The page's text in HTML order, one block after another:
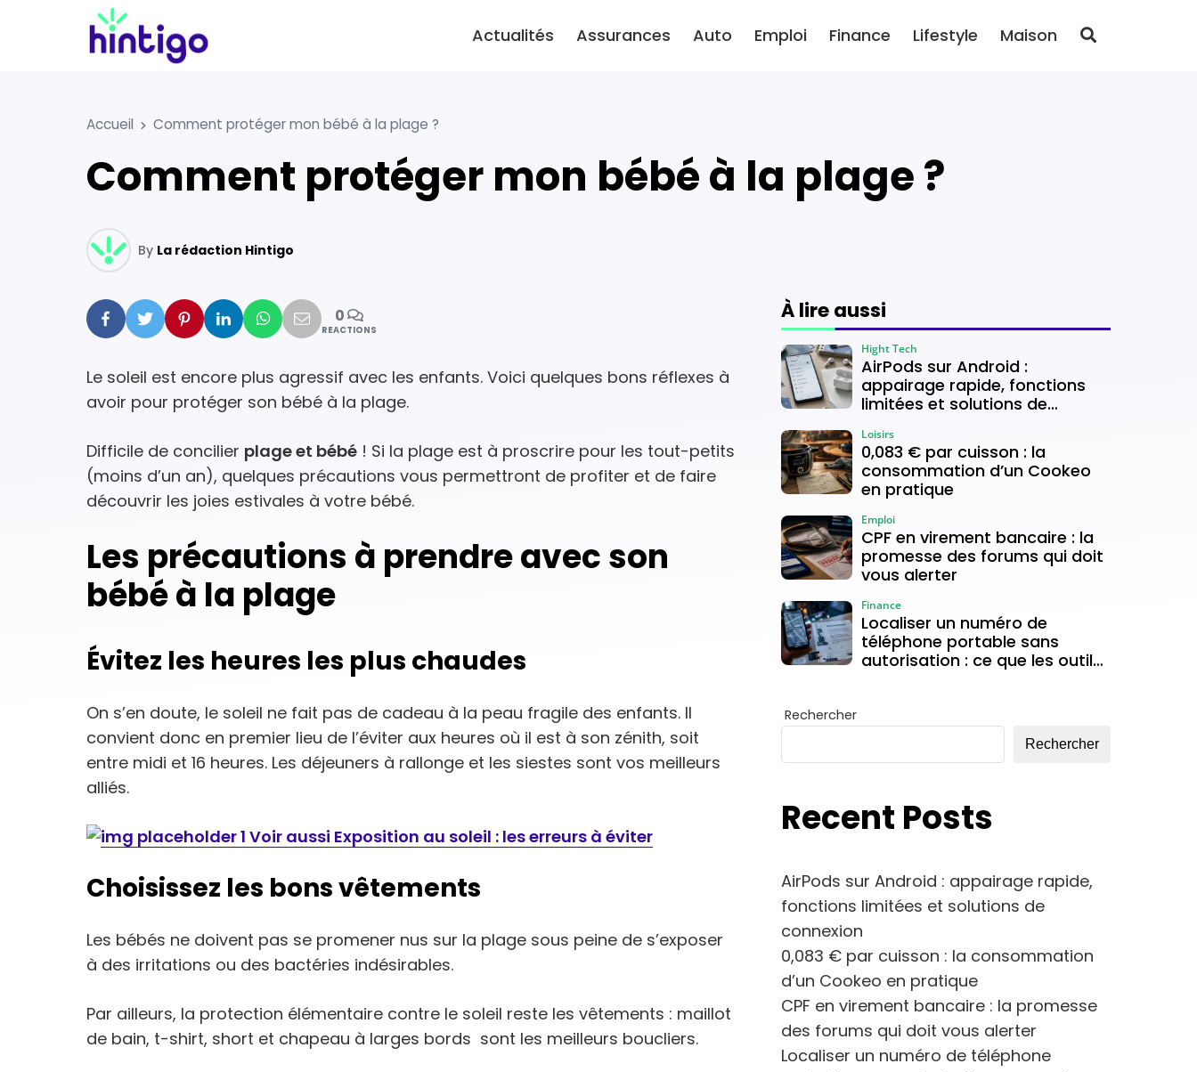
Actualités Assurances Auto Emploi Finance Lifestyle Maison
Accueil Comment protéger mon bébé à la plage ?
Comment protéger mon bébé à la plage ?
By La rédaction Hintigo
Facebook
Twitter PinterestLinkedinWhatsapp
Mail0
REACTIONS
Le soleil est encore plus agressif avec les enfants. Voici quelques bons réflexes à
avoir pour protéger son bébé à la plage.
Difficile de concilier plage et bébé ! Si la plage est à proscrire pour les tout-petits
(moins d’un an), quelques précautions vous permettront de profiter et de faire
découvrir les joies estivales à votre bébé.
Les précautions à prendre avec son
bébé à la plage
Évitez les heures les plus chaudes
On s’en doute, le soleil ne fait pas de cadeau à la peau fragile des enfants. Il
convient donc en premier lieu de l’éviter aux heures où il est à son zénith, soit
entre midi et 16 heures. Les déjeuners à rallonge et les siestes sont vos meilleurs
alliés.
Voir aussi Exposition au soleil : les erreurs à éviter
Choisissez les bons vêtements
Les bébés ne doivent pas se promener nus sur la plage sous peine de s’exposer
à des irritations ou des bactéries indésirables.
Par ailleurs, la protection élémentaire contre le soleil reste les vêtements : maillot
de bain, t-shirt, short et chapeau à larges bords sont les meilleurs boucliers.
À lire aussi
AirPods sur Android :
appairage rapide, fonctions
limitées et solutions de
Hight Tech
0,083 € par cuisson : la
consommation d’un Cookeo
en pratique
Loisirs
CPF en virement bancaire : la
promesse des forums qui doit
vous alerter
Emploi
Localiser un numéro de
téléphone portable sans
autorisation : ce que les outils
Finance
Rechercher
Rechercher
Recent Posts
AirPods sur Android : appairage rapide,
fonctions limitées et solutions de
connexion
0,083 € par cuisson : la consommation
d’un Cookeo en pratique
CPF en virement bancaire : la promesse
des forums qui doit vous alerter
Localiser un numéro de téléphone